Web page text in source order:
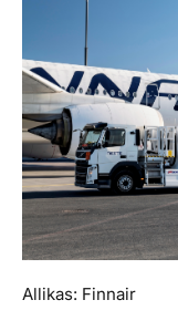
Allikas: Finnair